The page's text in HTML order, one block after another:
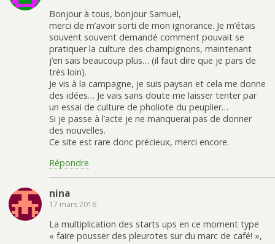
Bonjour à tous, bonjour Samuel,
merci de m’avoir sorti de mon ignorance. Je m’étais
souvent souvent demandé comment pouvait se
pratiquer la culture des champignons, maintenant
j’en sais beaucoup plus… (il faut dire que je pars de
très loin).
Je vis à la campagne, je suis paysan et cela me donne
des idées… Je vais sans doute me laisser tenter par
un essai de culture de pholiote du peuplier…
Si je passe à l’acte je ne manquerai pas de donner
des nouvelles.
Ce site est rare donc précieux, merci encore.
Répondre
nina
17 mars 2016
La multiplication des starts ups en ce moment type
« faire pousser des pleurotes sur du marc de café! »,